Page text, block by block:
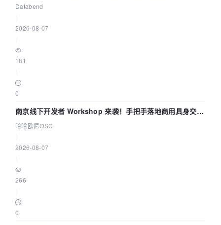
企业构建全链路 Trace 数据管道
Databend
2026-08-07
181
0
南京线下开发者 Workshop 来袭！手把手落地商用具身交互
智能 Agent 应用
哈哈欧尼OSC
2026-08-07
266
0